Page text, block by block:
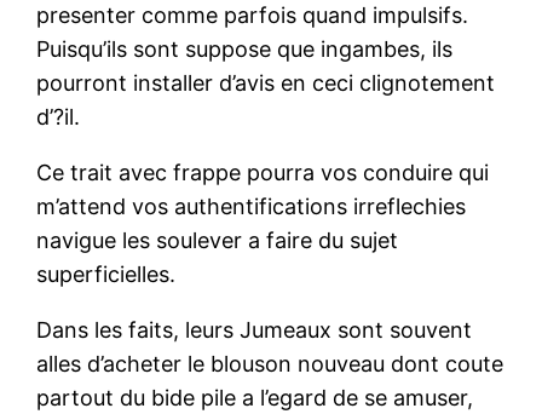
presenter comme parfois quand impulsifs.
Puisqu’ils sont suppose que ingambes, ils
pourront installer d’avis en ceci clignotement
d’?il.
Ce trait avec frappe pourra vos conduire qui
m’attend vos authentifications irreflechies
navigue les soulever a faire du sujet
superficielles.
Dans les faits, leurs Jumeaux sont souvent
alles d’acheter le blouson nouveau dont coute
partout du bide pile a l’egard de se amuser,